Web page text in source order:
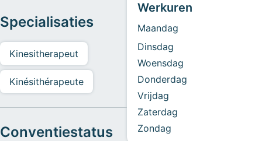
Specialisaties
Kinesitherapeut
Kinésithérapeute
Conventiestatus
Werkuren
Maandag
Dinsdag
Woensdag
Donderdag
Vrijdag
Zaterdag
Zondag